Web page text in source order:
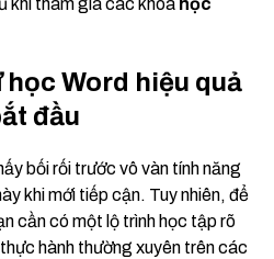
khi tham gia các khóa học
Word hiệu quả
đầu
bối rối trước vô vàn tính năng
khi mới tiếp cận. Tuy nhiên, để
cần có một lộ trình học tập rõ
hành thường xuyên trên các